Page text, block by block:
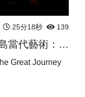
25分18秒 139
2009年藝術家駐館紀錄《南島當代藝術：蒲伏靈境（山海子民的追尋之路）》
Great Journey